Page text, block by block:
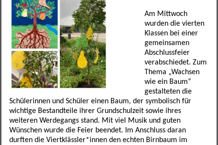
Schulsozialarbeit
Schulberatung
Berufseinstiegsbegleitung
Förderverein
Awo-Hort
Mittagsbetreuung Freiraum
Schulweghelfer
Schulsanitäter
Bandklassen
Leistungssportklassen
Arbeitsgemeinschaften
Leseförderung
Schulfruchtprogramm
Ergebnisse Projektwoche
Lernentwicklungsgespräch
Lese- und Schreibentwicklung
Medienreferenzschule
SINUS
Informationen
Übertritt
Regelklassen
M-Zug
Bandklassen
Schulverbund
Ganztagesklassen
Regelklassen
Mögliche Abschlüsse
Informationen
Termine
Mensa
Speiseplan
Datenschutz
Elternbriefe
Wichtige Links und Adressen
Kontakt
Allgemein
Elternportal Grundschule
Kontaktformular
Schulweg
Am Mittwoch
wurden die vierten
Klassen bei einer
gemeinsamen
Abschlussfeier
verabschiedet. Zum
Thema „Wachsen
wie ein Baum“
gestalteten die
Schülerinnen und Schüler einen Baum, der symbolisch für
wichtige Bestandteile ihrer Grundschulzeit sowie ihres
weiteren Werdegangs stand. Mit viel Musik und guten
Wünschen wurde die Feier beendet. Im Anschluss daran
durften die Viertklässler*innen den echten Birnbaum im